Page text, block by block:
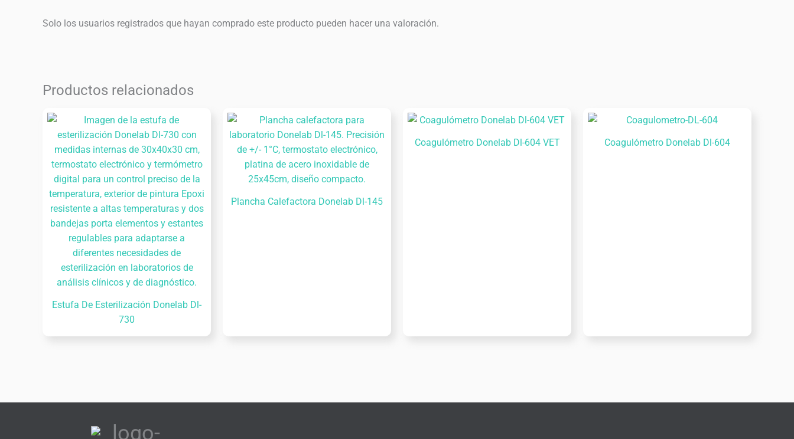
Solo los usuarios registrados que hayan comprado este producto pueden hacer una valoración.
Productos relacionados
Estufa De Esterilización Donelab Dl-
730
Plancha Calefactora Donelab Dl-145
Coagulómetro Donelab Dl-604 VET Coagulómetro Donelab Dl-604